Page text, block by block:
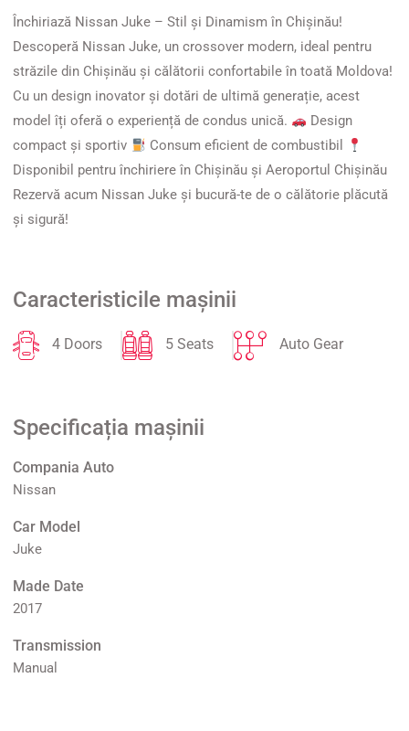
Închiriază Nissan Juke – Stil și Dinamism în Chișinău!
Descoperă Nissan Juke, un crossover modern, ideal pentru
străzile din Chișinău și călătorii confortabile în toată Moldova!
Cu un design inovator și dotări de ultimă generație, acest
model îți oferă o experiență de condus unică.
Design
compact și sportiv
Consum eficient de combustibil
Disponibil pentru închiriere în Chișinău și Aeroportul Chișinău
Rezervă acum Nissan Juke și bucură-te de o călătorie plăcută
și sigură!
Caracteristicile mașinii
4 Doors 5 Seats Auto Gear
Specificația mașinii
Compania Auto
Nissan
Car Model
Juke
Made Date
2017
Transmission
Manual